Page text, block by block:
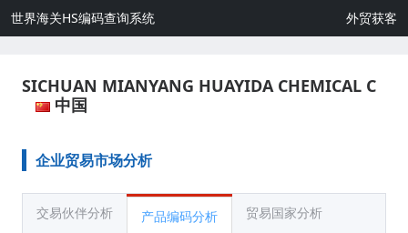
世界海关HS编码查询系统 外贸获客
SICHUAN MIANYANG HUAYIDA CHEMICAL C
中国
企业贸易市场分析
交易伙伴分析 产品编码分析 贸易国家分析